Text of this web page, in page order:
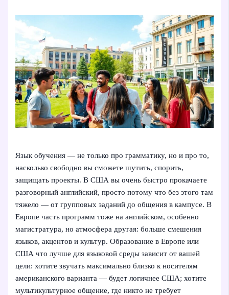
Язык обучения — не только про грамматику, но и про то,
насколько свободно вы сможете шутить, спорить,
защищать проекты. В США вы очень быстро прокачаете
разговорный английский, просто потому что без этого там
тяжело — от групповых заданий до общения в кампусе. В
Европе часть программ тоже на английском, особенно
магистратура, но атмосфера другая: больше смешения
языков, акцентов и культур. Образование в Европе или
США что лучше для языковой среды зависит от вашей
цели: хотите звучать максимально близко к носителям
американского варианта — будет логичнее США; хотите
мультикультурное общение, где никто не требует